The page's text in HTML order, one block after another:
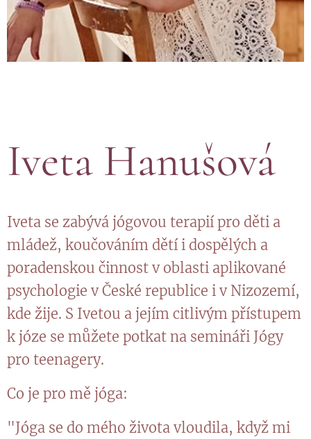
Iveta Hanušová
Iveta se zabývá jógovou terapií pro děti a
mládež, koučováním dětí i dospělých a
poradenskou činnost v oblasti aplikované
psychologie v České republice i v Nizozemí,
kde žije. S Ivetou a jejím citlivým přístupem
k józe se můžete potkat na semináři Jógy
pro teenagery.
Co je pro mě jóga:
"Jóga se do mého života vloudila, když mi